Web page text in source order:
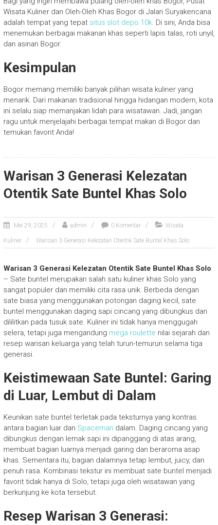
Wisata Kuliner dan Oleh-Oleh Khas Bogor di Jalan Suryakencana
adalah tempat yang tepat situs slot depo 10k. Di sini, Anda bisa
menemukan berbagai makanan khas seperti lapis talas, roti unyil,
dan asinan Bogor.
Kesimpulan
Bogor memang memiliki banyak pilihan wisata kuliner yang
menarik. Dari makanan tradisional hingga hidangan modern, kota
ini selalu siap memanjakan lidah para wisatawan. Jadi, jangan
ragu untuk menjelajahi berbagai tempat makan di Bogor dan
temukan favorit Anda!
Warisan 3 Generasi Kelezatan
Otentik Sate Buntel Khas Solo
Mei 29, 2025 admin 0 Komentar Wisata
Kuliner Warisan 3 Generasi Kelezatan Otentik Sate Buntel Khas Solo
Warisan 3 Generasi Kelezatan Otentik Sate Buntel Khas Solo
– Sate buntel merupakan salah satu kuliner khas Solo yang
sangat populer dan memiliki cita rasa unik. Berbeda dengan
sate biasa yang menggunakan potongan daging kecil, sate
buntel menggunakan daging sapi cincang yang dibungkus dan
dililitkan pada tusuk sate. Kuliner ini tidak hanya menggugah
selera, tetapi juga mengandung mega roulette nilai sejarah dan
resep warisan keluarga yang telah turun-temurun selama tiga
generasi.
Keistimewaan Sate Buntel: Garing
di Luar, Lembut di Dalam
Keunikan sate buntel terletak pada teksturnya yang kontras
antara bagian luar dan Spaceman dalam. Daging cincang yang
dibungkus dengan lemak sapi ini dipanggang di atas arang,
membuat bagian luarnya menjadi garing dan beraroma asap
khas. Sementara itu, bagian dalamnya tetap lembut, juicy, dan
penuh rasa. Kombinasi tekstur ini membuat sate buntel menjadi
favorit tidak hanya di Solo, tetapi juga oleh wisatawan yang
berkunjung ke kota tersebut.
Resep Warisan 3 Generasi: